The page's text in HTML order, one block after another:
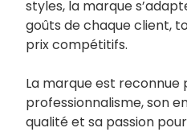
styles, la marque
goûts de chaque client,
prix compétitifs.
La marque est reconnue
professionnalisme, son
qualité et sa passion